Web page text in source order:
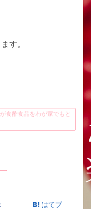
す。
食酢食品をわが家でもと
はてブ